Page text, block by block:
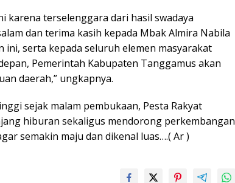
karena terselenggara dari hasil swadaya
dan terima kasih kepada Mbak Almira Nabila
serta kepada seluruh elemen masyarakat
Pemerintah Kabupaten Tanggamus akan
daerah,” ungkapnya.
sejak malam pembukaan, Pesta Rakyat
hiburan sekaligus mendorong perkembangan
semakin maju dan dikenal luas….( Ar )